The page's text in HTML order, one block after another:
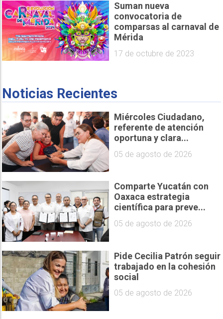
Suman nueva
convocatoria de
comparsas al carnaval de
Mérida
17 de octubre de 2023
Noticias Recientes
Miércoles Ciudadano,
referente de atención
oportuna y clara...
05 de agosto de 2026
Comparte Yucatán con
Oaxaca estrategia
científica para preve...
05 de agosto de 2026
Pide Cecilia Patrón seguir
trabajado en la cohesión
social
05 de agosto de 2026